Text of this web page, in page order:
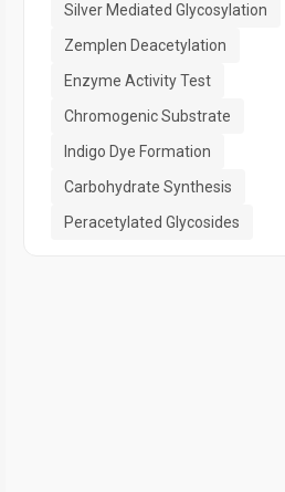
Silver Mediated Glycosylation
Zemplen Deacetylation
Enzyme Activity Test
Chromogenic Substrate
Indigo Dye Formation
Carbohydrate Synthesis
Peracetylated Glycosides